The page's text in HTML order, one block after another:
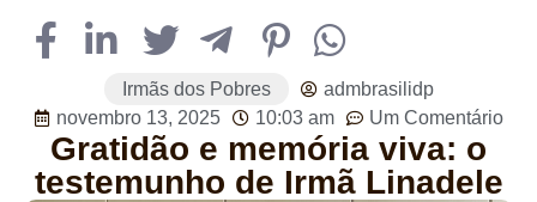
Irmãs dos Pobres
admbrasilidp
novembro 13, 2025
10:03 am Um Comentário
Gratidão e memória viva: o
testemunho de Irmã Linadele